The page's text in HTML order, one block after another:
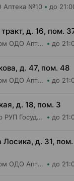
Аптека №10 до
д. 16, пом.
Доминантафарм ОДО Аптека №2 до
д. 47, пом. 48
Доминантафарм ОДО Аптека №33 до
д. 18, пом. 3
БелЛекоЦентр РУП Государственная аптека №5 до
д. 31, пом.
Доминантафарм ОДО Аптека №22 до